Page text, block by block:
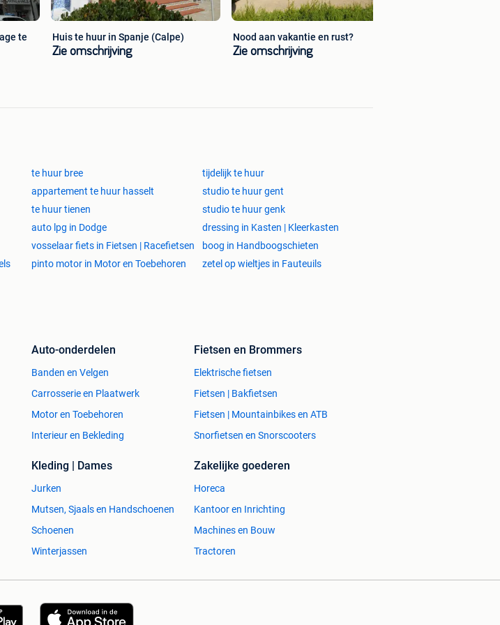
te
Huis te huur in Spanje (Calpe)
Zie omschrijving
Nood aan vakantie en rust?
Zie omschrijving
te huur bree
tijdelijk te huur
appartement te huur hasselt
studio te huur gent
te huur tienen
studio te huur genk
auto lpg in Dodge
dressing in Kasten | Kleerkasten
vosselaar fiets in Fietsen | Racefietsen
boog in Handboogschieten
pinto motor in Motor en Toebehoren zetel op wieltjes in Fauteuils
Auto-onderdelen
Banden en Velgen
Carrosserie en Plaatwerk
Motor en Toebehoren
Interieur en Bekleding
Fietsen en Brommers
Elektrische fietsen
Fietsen | Bakfietsen
Fietsen | Mountainbikes en ATB
Snorfietsen en Snorscooters
Kleding | Dames
Jurken
Mutsen, Sjaals en Handschoenen
Schoenen
Winterjassen
Zakelijke goederen
Horeca
Kantoor en Inrichting
Machines en Bouw
Tractoren